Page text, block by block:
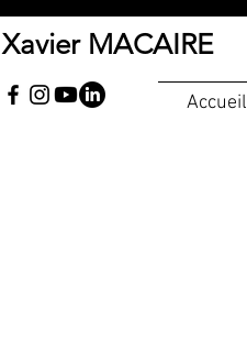
Xavier MACAIRE
Accueil